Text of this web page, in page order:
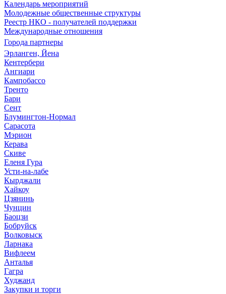
Календарь мероприятий
Молодежные общественные структуры
Реестр НКО - получателей поддержки
Международные отношения
Города партнеры
Эрланген, Йена
Кентербери
Ангиари
Кампобассо
Тренто
Бари
Сент
Блумингтон-Нормал
Сарасота
Мэрион
Керава
Скиве
Еленя Гура
Усти-на-лабе
Кырджали
Хайкоу
Цзянинь
Чунцин
Баоцзи
Бобруйск
Волковыск
Ларнака
Вифлеем
Анталья
Гагра
Худжанд
Закупки и торги